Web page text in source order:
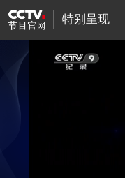
特别呈现